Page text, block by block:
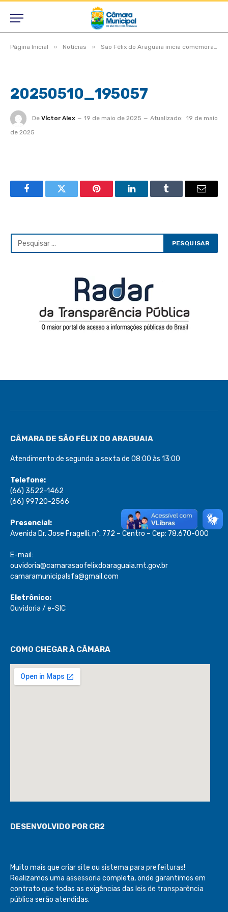
Página Inicial » Notícias » São Félix do Araguaia inicia comemorações dos 49 anos com celebração do Dia do Evangélico
20250510_195057
De Víctor Alex 19 de maio de 2025 Atualizado: 19 de maio
de 2025
FacebookTwitter Pinterest LinkedInTumblr Email
CÂMARA DE SÃO FÉLIX DO ARAGUAIA
Atendimento de segunda a sexta de 08:00 às 13:00
Telefone:
(66) 3522-1462
(66) 99720-2566
Presencial:
Avenida Dr. Jose Fragelli, n°. 772 – Centro – Cep: 78.670-000
E-mail:
ouvidoria@camarasaofelixdoaraguaia.mt.gov.br
camaramunicipalsfa@gmail.com
Eletrônico:
Ouvidoria / e-SIC
COMO CHEGAR À CÂMARA
DESENVOLVIDO POR CR2
Muito mais que criar site ou sistema para prefeituras!
Realizamos uma assessoria completa, onde garantimos em
contrato que todas as exigências das leis de transparência
pública serão atendidas.